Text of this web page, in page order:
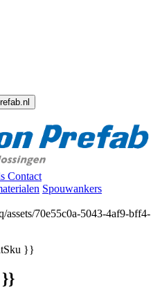
Contact
Spouwankers
}}
}}